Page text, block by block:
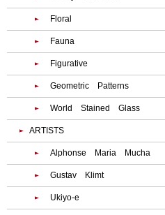
Floral
Fauna
Figurative
Geometric Patterns
World Stained Glass
ARTISTS
Alphonse Maria Mucha
Gustav Klimt
Ukiyo-e